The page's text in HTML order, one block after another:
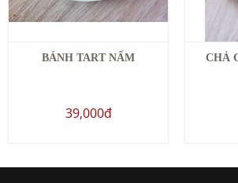
BÁNH TART NẤM
39,000đ
CHẢ